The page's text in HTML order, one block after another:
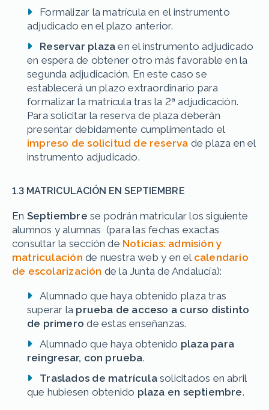
Formalizar la matrícula en el instrumento
adjudicado en el plazo anterior.
Reservar plaza en el instrumento adjudicado
en espera de obtener otro más favorable en la
segunda adjudicación. En este caso se
establecerá un plazo extraordinario para
formalizar la matrícula tras la 2ª adjudicación.
Para solicitar la reserva de plaza deberán
presentar debidamente cumplimentado el
impreso de solicitud de reserva de plaza en el
instrumento adjudicado.
1.3 MATRICULACIÓN EN SEPTIEMBRE
En Septiembre se podrán matricular los siguiente
alumnos y alumnas (para las fechas exactas
consultar la sección de Noticias: admisión y
matriculación de nuestra web y en el calendario
de escolarización de la Junta de Andalucía):
Alumnado que haya obtenido plaza tras
superar la prueba de acceso a curso distinto
de primero de estas enseñanzas.
Alumnado que haya obtenido plaza para
reingresar, con prueba.
Traslados de matrículasolicitados en abril
que hubiesen obtenido plaza en septiembre.